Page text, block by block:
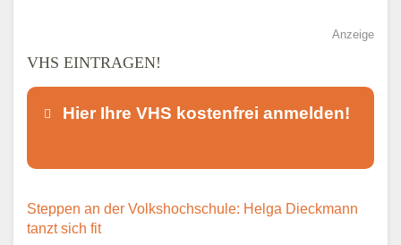
Anzeige
VHS EINTRAGEN!
Hier Ihre VHS kostenfrei anmelden!
Dieser Teil dient lediglich zur
Kontaktaufnahme und ist nicht
Steppen an der Volkshochschule: Helga Dieckmann
tanzt sich fit